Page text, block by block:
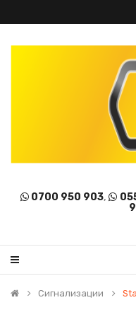
0700 950 903,
Сигнализации